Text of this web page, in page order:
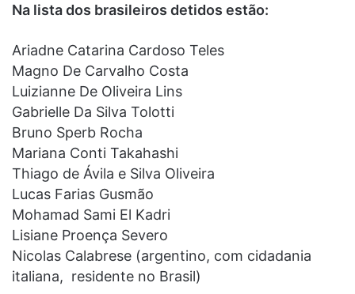
Na lista dos brasileiros detidos estão:
Ariadne Catarina Cardoso Teles
Magno De Carvalho Costa
Luizianne De Oliveira Lins
Gabrielle Da Silva Tolotti
Bruno Sperb Rocha
Mariana Conti Takahashi
Thiago de Ávila e Silva Oliveira
Lucas Farias Gusmão
Mohamad Sami El Kadri
Lisiane Proença Severo
Nicolas Calabrese (argentino, com cidadania
italiana, residente no Brasil)